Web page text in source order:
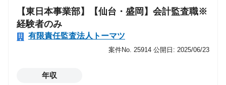
(30名程度)となり、勤務場所が離れているメンバーと
もZOOMやTeamsでコミュニケーションをとりなが
ら、 みんなで協力し合い業務を遂行しています。
【採用背景】 製造業のお客様向けにグローバルERPパ
ッケージであるIFS Cloudを適用したSIを行っていま
コンサルタントのリソース強化を行う必要がありま
【東日本事業部】【仙台・盛岡】会計監査職※
経験者のみ
有限責任監査法人トーマツ
案件No. 25914 公開日: 2025/06/23
年収